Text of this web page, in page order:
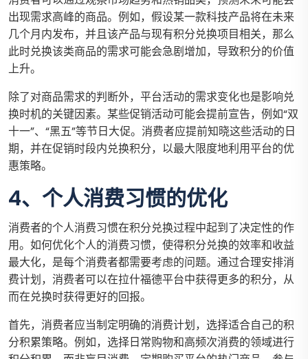
出现需求高峰的商品。例如，假设某一款科技产品将在未来
几个月内发布，并且该产品与现有积分兑换项目相关，那么
此时兑换该类商品的需求可能会急剧增加，导致积分的价值
上升。
除了对商品需求的判断外，平台活动的需求变化也是影响兑
换时机的关键因素。某些促销活动可能会提前宣告，例如“双
十一”、“黑五”等节日大促。消费者应提前知晓这些活动的日
期，并在促销时段内兑换积分，以最大限度地利用平台的优
惠策略。
4、个人消费习惯的优化
消费者的个人消费习惯在积分兑换过程中起到了决定性的作
用。如何优化个人的消费习惯，使得积分兑换的效率和收益
最大化，是每个消费者都需要考虑的问题。通过合理安排消
费计划，消费者可以在拉什福德平台中获得更多的积分，从
而在兑换时获得更好的回报。
首先，消费者应当制定明确的消费计划，选择适合自己的积
分积累策略。例如，选择日常购物和高频次消费的领域进行